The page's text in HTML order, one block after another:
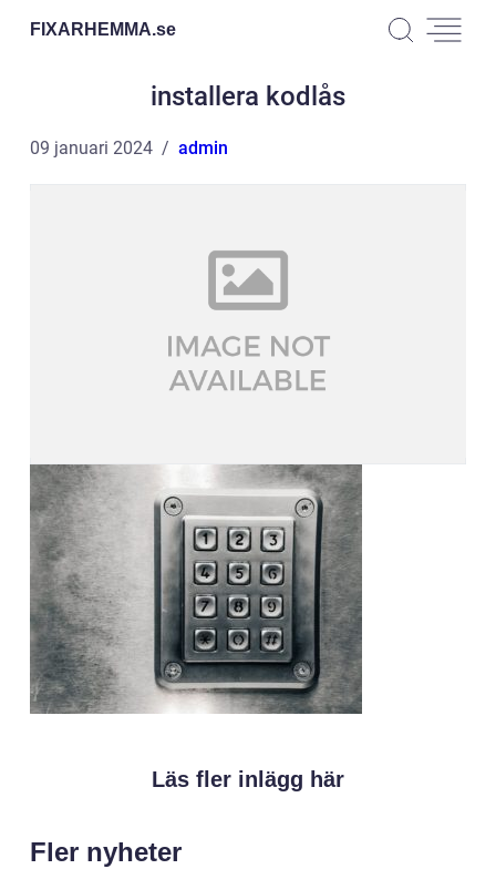
FIXARHEMMA.se
installera kodlås
09 januari 2024 admin
Läs fler inlägg här
Fler nyheter